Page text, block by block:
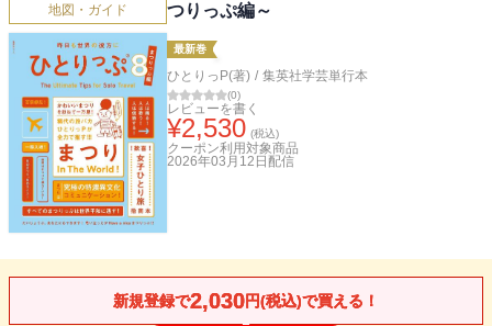
地図・ガイド
つりっぷ編～
最新巻
ひとりっP(著) / 集英社学芸単行本
(0)
レビューを書く
¥2,530 (税込)
クーポン利用対象商品
2026年03月12日 配信
新規登録で2,030円(税込)で買える！